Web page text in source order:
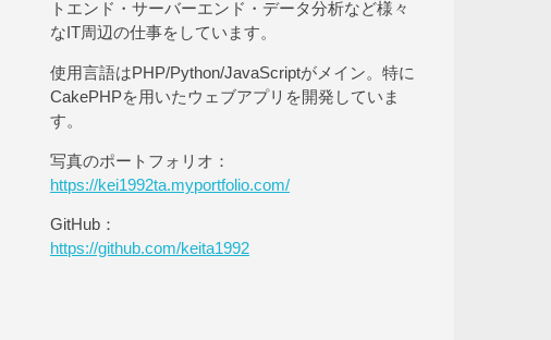
トエンド・サーバーエンド・データ分析など様々
なIT周辺の仕事をしています。
使用言語はPHP/Python/JavaScriptがメイン。特に
CakePHPを用いたウェブアプリを開発していま
す。
写真のポートフォリオ：
https://kei1992ta.myportfolio.com/
GitHub：
https://github.com/keita1992